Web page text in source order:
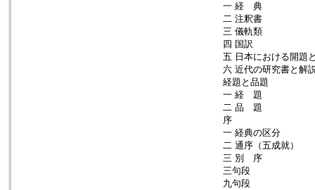
一 経 典
二 注釈書
三 儀軌類
四 国訳
五 日本における開題
六 近代の研究書と解
経題と品題
一 経 題
二 品 題
序
一 経典の区分
二 通序（五成就）
三 別 序
三句段
九句段